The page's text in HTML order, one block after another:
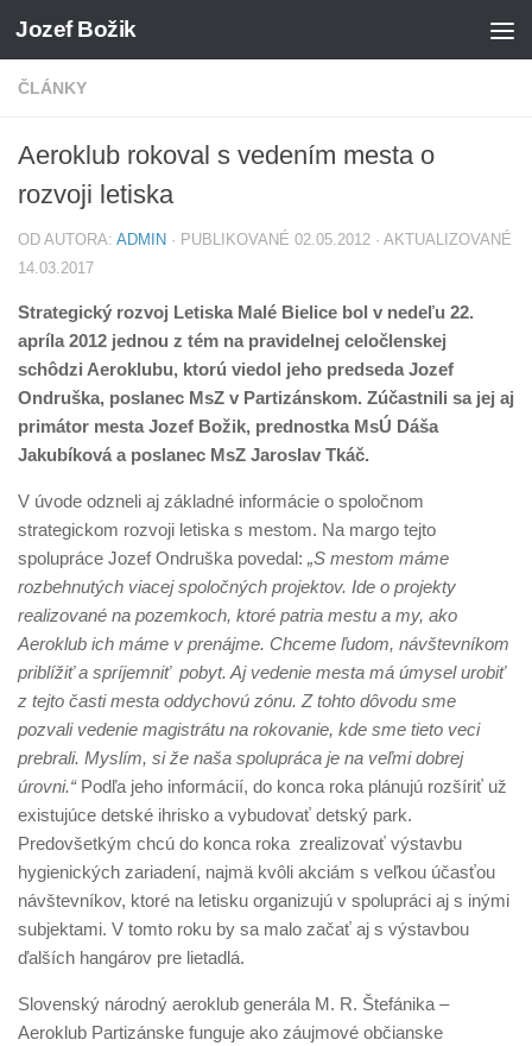
Preskočiť na obsah
Jozef Božik
ČLÁNKY
Aeroklub rokoval s vedením mesta o
rozvoji letiska
OD AUTORA: ADMIN · PUBLIKOVANÉ 02.05.2012 · AKTUALIZOVANÉ
14.03.2017
Strategický rozvoj Letiska Malé Bielice bol v nedeľu 22.
apríla 2012 jednou z tém na pravidelnej celočlenskej
schôdzi Aeroklubu, ktorú viedol jeho predseda Jozef
Ondruška, poslanec MsZ v Partizánskom. Zúčastnili sa jej aj
primátor mesta Jozef Božik, prednostka MsÚ Dáša
Jakubíková a poslanec MsZ Jaroslav Tkáč.
V úvode odzneli aj základné informácie o spoločnom
strategickom rozvoji letiska s mestom. Na margo tejto
spolupráce Jozef Ondruška povedal: „S mestom máme
rozbehnutých viacej spoločných projektov. Ide o projekty
realizované na pozemkoch, ktoré patria mestu a my, ako
Aeroklub ich máme v prenájme. Chceme ľudom, návštevníkom
priblížiť a spríjemniť pobyt. Aj vedenie mesta má úmysel urobiť
z tejto časti mesta oddychovú zónu. Z tohto dôvodu sme
pozvali vedenie magistrátu na rokovanie, kde sme tieto veci
prebrali. Myslím, si že naša spolupráca je na veľmi dobrej
úrovni.“Podľa jeho informácií, do konca roka plánujú rozšíriť už
existujúce detské ihrisko a vybudovať detský park.
Predovšetkým chcú do konca roka zrealizovať výstavbu
hygienických zariadení, najmä kvôli akciám s veľkou účasťou
návštevníkov, ktoré na letisku organizujú v spolupráci aj s inými
subjektami. V tomto roku by sa malo začať aj s výstavbou
ďalších hangárov pre lietadlá.
Slovenský národný aeroklub generála M. R. Štefánika –
Aeroklub Partizánske funguje ako záujmové občianske